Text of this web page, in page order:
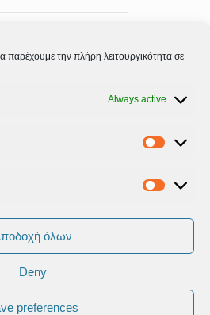
παρέχουμε την πλήρη λειτουργικότητα σε
Always active
όλων
Deny
preferences
Δεδομένων